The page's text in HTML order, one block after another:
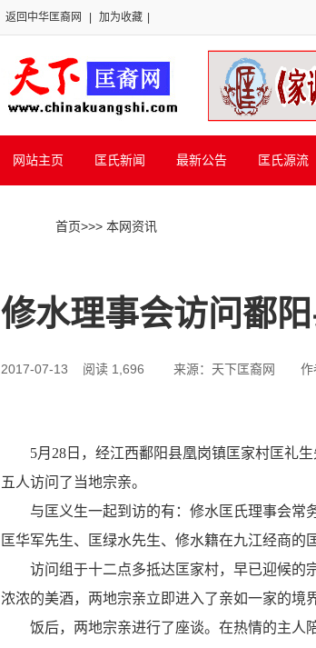
返回中华匡裔网 加为收藏
网站主页 匡氏新闻 最新公告 匡氏源流
首页>>> 本网资讯
修水理事会访问鄱
2017-07-13 阅读 1,696 来源：天下匡裔网 作
5月 28 日，经江西鄱阳县凰岗镇匡家村匡礼
五人访问了当地宗亲。
与匡义生一起到访的有：修水匡氏理事会常
匡华军先生、匡绿水先生、修水籍在九江经商的
访问组于十二点多抵达匡家村，早已迎候的宗
浓浓的美酒，两地宗亲立即进入了亲如一家的境界
饭后，两地宗亲进行了座谈。在热情的主人